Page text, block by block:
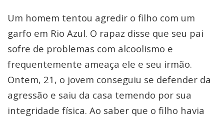
Um homem tentou agredir o filho com um
garfo em Rio Azul. O rapaz disse que seu pai
sofre de problemas com alcoolismo e
frequentemente ameaça ele e seu irmão.
Ontem, 21, o jovem conseguiu se defender da
agressão e saiu da casa temendo por sua
integridade física. Ao saber que o filho havia